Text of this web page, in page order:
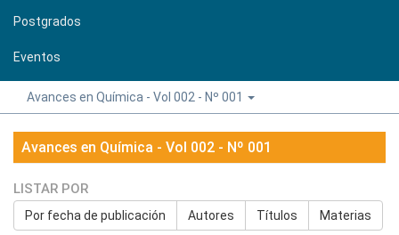
Postgrados
Eventos
Avances en Química - Vol 002 - Nº 001
Avances en Química - Vol 002 - Nº 001
LISTAR POR
Por fecha de publicación Autores Títulos Materias